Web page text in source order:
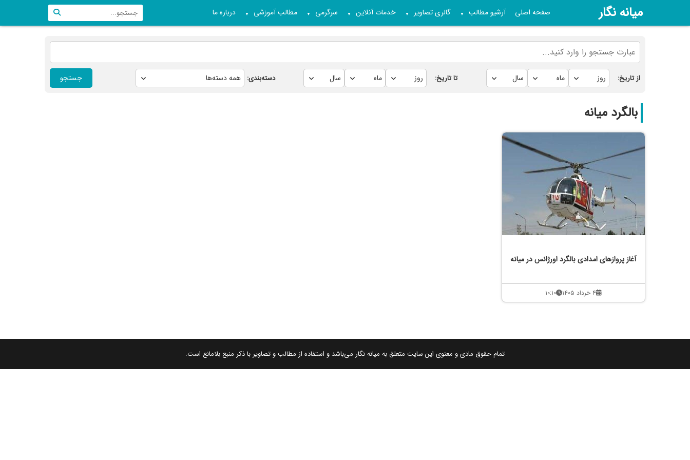
میانه نگار صفحه اصلی آرشیو مطالب ▼ گالری تصاویر ▼ خدمات آنلاین ▼ سرگرمی ▼ مطالب آموزشی ▼ درباره ما
از تاریخ: تا تاریخ: دسته‌بندی: جستجو
بالگرد میانه
آغاز پروازهای امدادی بالگرد اورژانس در میانه
۴ خرداد ۱۴۰۵ ۱۰:۱۰
تمام حقوق مادی و معنوی این سایت متعلق به میانه نگار می‌باشد و استفاده از مطالب و تصاویر با ذکر منبع بلامانع است.